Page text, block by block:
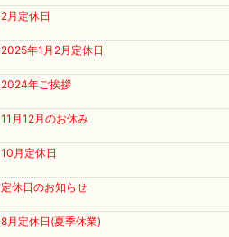
2月定休日
2025年1月2月定休日
2024年ご挨拶
11月12月のお休み
10月定休日
定休日のお知らせ
8月定休日(夏季休業)